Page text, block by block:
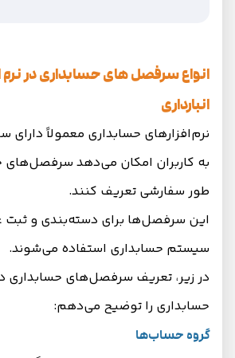
انواع سرفصل های حسابداری در نرم
انبارداری
نرم‌افزارهای حسابداری معمولاً دارای
به کاربران امکان می‌دهد سرفصل‌های
طور سفارشی تعریف کنند.
این سرفصل‌ها برای دسته‌بندی و ثبت
سیستم حسابداری استفاده می‌شوند.
در زیر، تعریف سرفصل‌های حسابداری
حسابداری را توضیح می‌دهم:
گروه حساب‌ها